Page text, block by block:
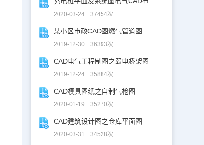
2020-03-24 37454次
某小区市政CAD图燃气管道图
2019-12-30 36393次
CAD电气工程制图之弱电桥架图
2019-12-24 35884次
CAD模具图纸之自制气枪图
2020-01-19 35270次
CAD建筑设计图之仓库平面图
2020-03-31 34528次